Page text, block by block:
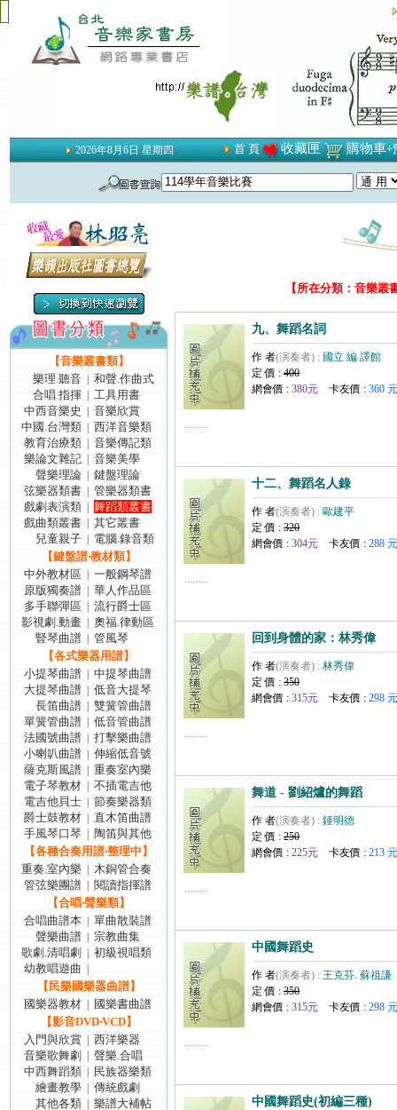
2026年8月6日 星期四 首 頁 收藏匣 購物車+
【音樂叢書類】
樂理.聽音
和聲.作曲式
合唱.指揮
工具用書
中西音樂史
音樂欣賞
中國.台灣類
西洋音樂類
教育治療類
音樂傳記類
樂論文雜記
音樂美學
聲樂理論
鍵盤理論
弦樂器類書
管樂器類書
戲劇表演類
舞蹈類叢書
戲曲類叢書
其它叢書
兒童親子
電腦.錄音類
【鍵盤譜‧教材類】
中外教材區
一般鋼琴譜
原版獨奏譜
華人作品區
多手聯彈區
流行爵士區
影視劇.動畫
奧福.律動區
豎琴曲譜
管風琴
【各式樂器用譜】
小提琴曲譜
中提琴曲譜
大提琴曲譜
低音大提琴
長笛曲譜
雙簧管曲譜
單簧管曲譜
低音管曲譜
法國號曲譜
打擊樂曲譜
小喇叭曲譜
伸縮低音號
薩克斯風譜
重奏室內樂
電子琴教材
不插電吉他
電吉他貝士
節奏樂器類
爵士鼓教材
直木笛曲譜
手風琴口琴
陶笛與其他
【各種合奏用譜‧整理中】
重奏.室內樂
木銅管合奏
管弦樂團譜
閱讀指揮譜
【合唱‧聲樂類】
合唱曲譜本
單曲散裝譜
聲樂曲譜
宗教曲集
歌劇.清唱劇
初級視唱類
幼教唱遊曲
【民樂國樂器曲譜】
國樂器教材
國樂書曲譜
【影音DVD‧VCD】
入門與欣賞
西洋樂器
音樂歌舞劇
聲樂.合唱
中西舞蹈類
民族器樂類
繪畫教學
傳統戲劇
其他各類
樂譜大補帖
【所在分類：音樂叢
九、舞蹈名詞
作 者(演奏者) : 國立 編 譯館
定 價 : 400
網會價 : 380元 卡友價 : 360 元
.........
十二、舞蹈名人錄
作 者(演奏者) : 歐建平
定 價 : 320
網會價 : 304元 卡友價 : 288 元
.........
回到身體的家：林秀偉
作 者(演奏者) : 林秀偉
定 價 : 350
網會價 : 315元 卡友價 : 298 元
.........
舞道 - 劉紹爐的舞蹈
作 者(演奏者) : 鍾明德
定 價 : 250
網會價 : 225元 卡友價 : 213 元
.........
中國舞蹈史
作 者(演奏者) : 王克芬. 蘇祖謙
定 價 : 350
網會價 : 315元 卡友價 : 298 元
.........
中國舞蹈史(初編三種)